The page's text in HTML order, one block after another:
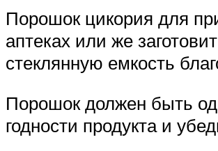
Порошок цикория для
аптеках или же
стеклянную емкость
Порошок должен быть
годности продукта и